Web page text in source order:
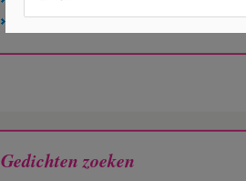
Opnieuw mijn vader
Gedichten zoeken